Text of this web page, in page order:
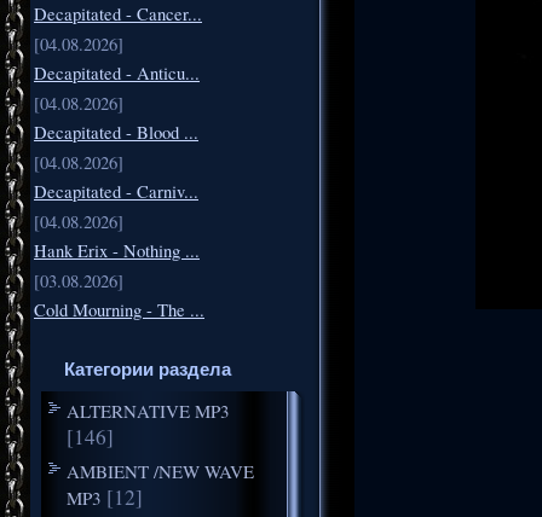
Decapitated - Cancer...
[04.08.2026]
Decapitated - Anticu...
[04.08.2026]
Decapitated - Blood ...
[04.08.2026]
Decapitated - Carniv...
[04.08.2026]
Hank Erix - Nothing ...
[03.08.2026]
Cold Mourning - The ...
Категории раздела
ALTERNATIVE MP3
[146]
AMBIENT /NEW WAVE
MP3 [12]